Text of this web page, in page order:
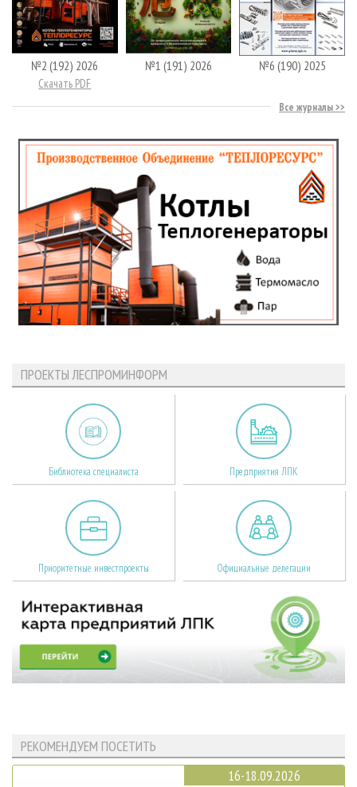
№2 (192) 2026
Скачать PDF
№1 (191) 2026 №6 (190) 2025
Все журналы
ПРОЕКТЫ ЛЕСПРОМИНФОРМ
Библиотека специалиста Предприятия ЛПК
Приоритетные инвестпроекты Официальные делегации
РЕКОМЕНДУЕМ ПОСЕТИТЬ
16-18.09.2026